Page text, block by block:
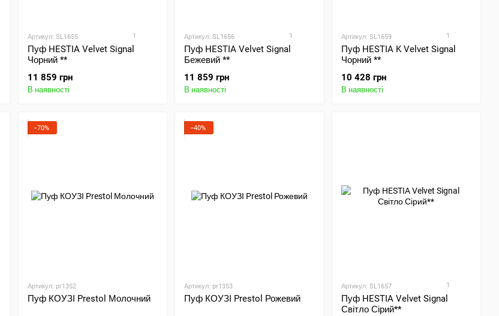
Артикул: SL1655 1
Пуф HESTIA Velvet Signal
Чорний **
11 859 грн
В наявності
Артикул: SL1656 1
Пуф HESTIA Velvet Signal
Бежевий **
11 859 грн
В наявності
Артикул: SL1659 1
Пуф HESTIA K Velvet Signal
Чорний **
10 428 грн
В наявності
−70%
Артикул: pr1352
Пуф КОУЗІ Prestol Молочний
−40%
Артикул: pr1353
Пуф КОУЗІ Prestol Рожевий
Артикул: SL1657 1
Пуф HESTIA Velvet Signal
Світло Сірий**